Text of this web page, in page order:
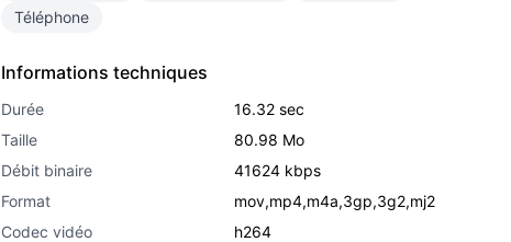
Téléphone
Informations techniques
Durée
16.32 sec
Taille
80.98 Mo
Débit binaire
41624 kbps
Format
mov,mp4,m4a,3gp,3g2,mj2
Codec vidéo
h264